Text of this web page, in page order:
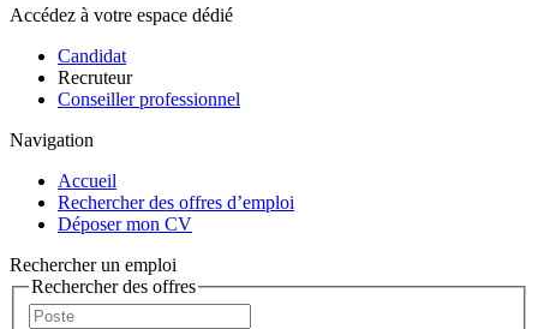
Accédez à votre espace dédié
Candidat
Recruteur
Conseiller professionnel
Navigation
Accueil
Rechercher des offres d’emploi
Déposer mon CV
Rechercher un emploi
Rechercher des offres